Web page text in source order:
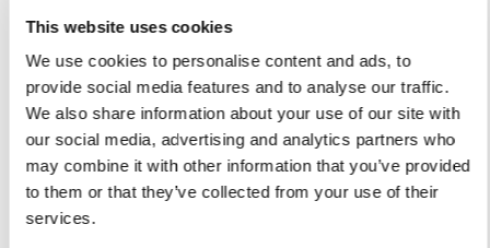
This website uses cookies
We use cookies to personalise content and ads, to
provide social media features and to analyse our traffic.
We also share information about your use of our site with
our social media, advertising and analytics partners who
may combine it with other information that you’ve provided
to them or that they’ve collected from your use of their
services.